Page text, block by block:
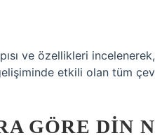
ve özellikleri
etkili olan tüm
GÖRE DIN